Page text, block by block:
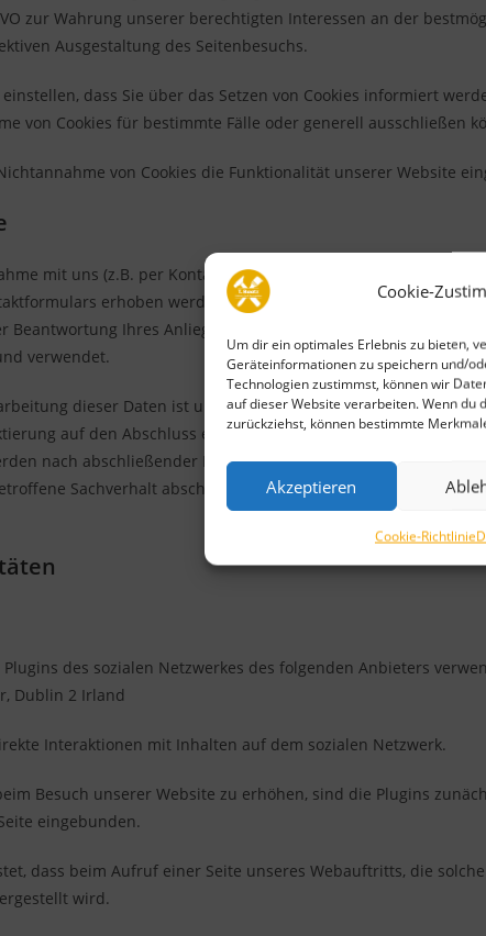
Cookie-
Um dir ein optimales Erlebnis zu bieten,
Geräteinformationen zu speichern und/
Technologien zustimmst, können wir
auf dieser Website verarbeiten. Wenn du
zurückziehst, können bestimmte
Akzeptieren
Cookie-Richtlinie
zur Wahrung unserer berechtigten Interessen an der
Ausgestaltung des Seitenbesuchs.
dass Sie über das Setzen von Cookies informiert
von Cookies für bestimmte Fälle oder generell ausschließen
von Cookies die Funktionalität unserer Website
mit uns (z.B. per Kontaktformular oder E-Mail) werden
erhoben werden, ist aus dem jeweiligen
Beantwortung Ihres Anliegens bzw. für die Kontaktaufnahme
verwendet.
dieser Daten ist unser berechtigtes Interesse an der
auf den Abschluss eines Vertrages ab, so ist
nach abschließender Bearbeitung Ihrer Anfrage gelöscht.
Sachverhalt abschließend geklärt ist und sofern keine
des sozialen Netzwerkes des folgenden Anbieters
Dublin 2 Irland
Interaktionen mit Inhalten auf dem sozialen Netzwerk.
Besuch unserer Website zu erhöhen, sind die Plugins
eingebunden.
dass beim Aufruf einer Seite unseres Webauftritts, die
wird.